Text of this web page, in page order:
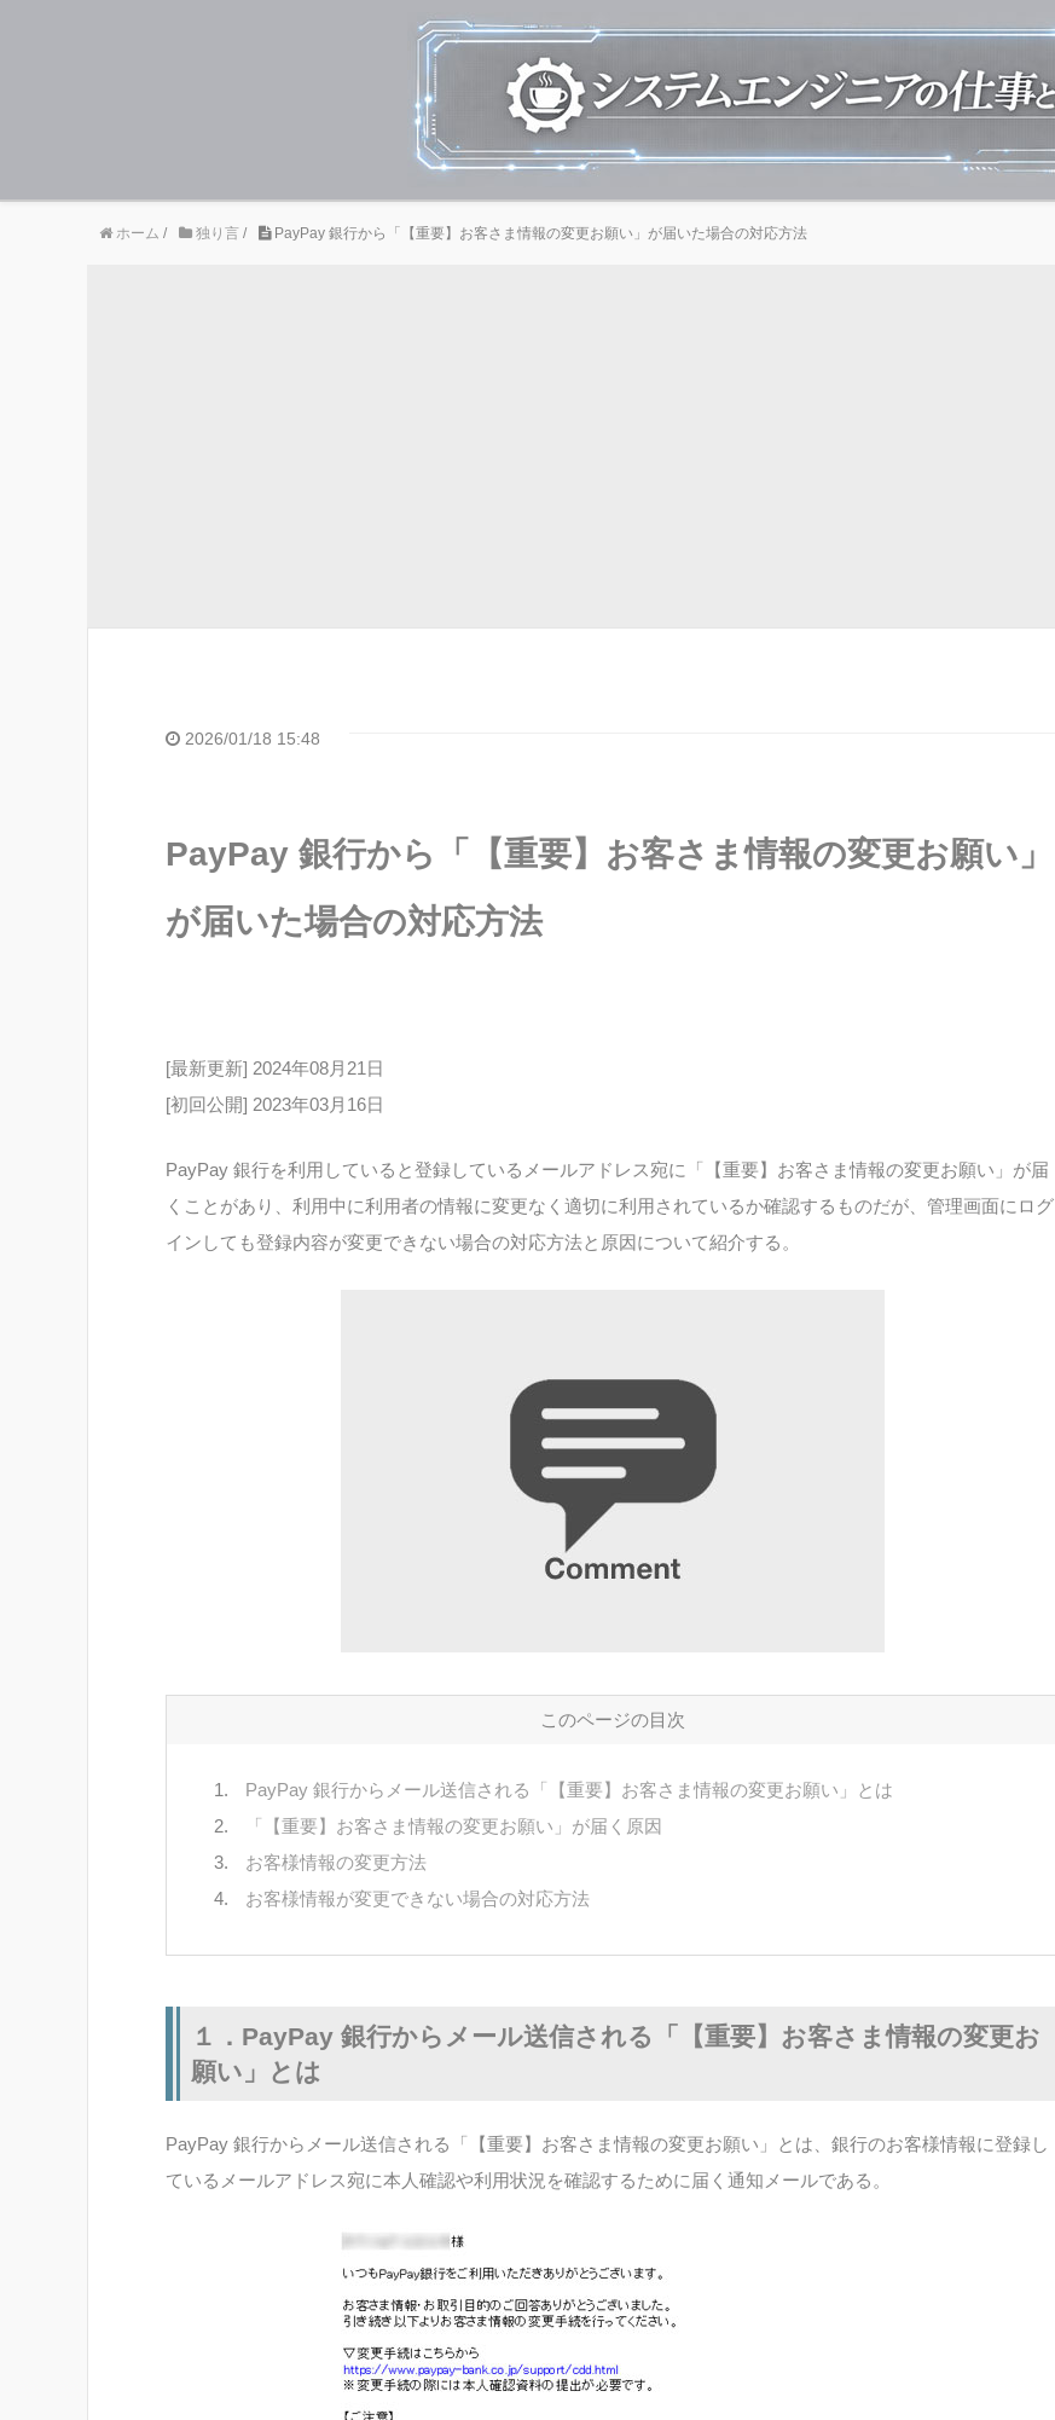
ホーム / 独り言 / PayPay 銀行から「【重要】お客さま情報の変更お願い」が届いた場合の対応方法
2026/01/18 15:48
PayPay 銀行から「【重要】お客さま情報の変更お願い」
が届いた場合の対応方法
[最新更新] 2024年08月21日
[初回公開] 2023年03月16日
PayPay 銀行を利用していると登録しているメールアドレス宛に「【重要】お客さま情報の変更お願い」が届
くことがあり、利用中に利用者の情報に変更なく適切に利用されているか確認するものだが、管理画面にログ
インしても登録内容が変更できない場合の対応方法と原因について紹介する。
このページの目次
PayPay 銀行からメール送信される「【重要】お客さま情報の変更お願い」とは
「【重要】お客さま情報の変更お願い」が届く原因
お客様情報の変更方法
お客様情報が変更できない場合の対応方法
１．PayPay 銀行からメール送信される「【重要】お客さま情報の変更お
願い」とは
PayPay 銀行からメール送信される「【重要】お客さま情報の変更お願い」とは、銀行のお客様情報に登録し
ているメールアドレス宛に本人確認や利用状況を確認するために届く通知メールである。